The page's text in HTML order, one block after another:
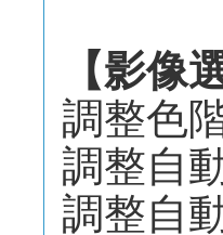
【影像
調整色
調整自
調整自